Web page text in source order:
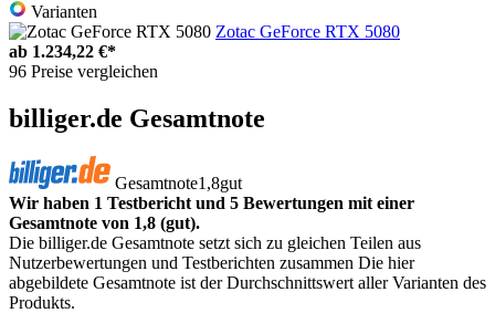
Varianten
Zotac GeForce RTX 5080
ab 1.234,22 €*
96 Preise vergleichen
billiger.de Gesamtnote
Gesamtnote1,8gut
Wir haben 1 Testbericht und 5 Bewertungen mit einer
Gesamtnote von 1,8 (gut).
Die billiger.de Gesamtnote setzt sich zu gleichen Teilen aus
Nutzerbewertungen und Testberichten zusammen Die hier
abgebildete Gesamtnote ist der Durchschnittswert aller Varianten des
Produkts.